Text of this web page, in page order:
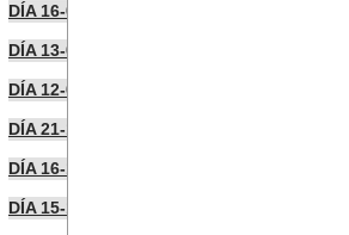
DÍA 16-01-2023
DÍA 13-01-2023
DÍA 12-01-2023
DÍA 21-12-2022
DÍA 16-12-2022
DÍA 15-12-2022